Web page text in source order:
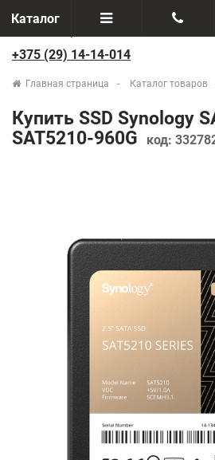
Каталог
Отзывы
Производители
+375(29) 888-44-44
+375 (29) 14-14-014
Главная страница Каталог товаров
Купить SSD Synology
SAT5210-960G
код: